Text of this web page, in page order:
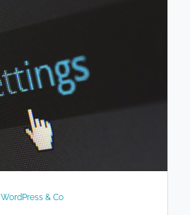
WordPress & Co